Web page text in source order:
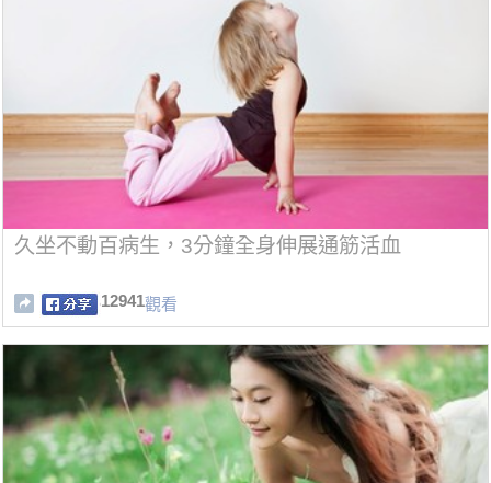
久坐不動百病生，3分鐘全身伸展通筋活血
12941觀看